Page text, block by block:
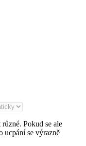
Pokud se ale
ucpání se výrazně